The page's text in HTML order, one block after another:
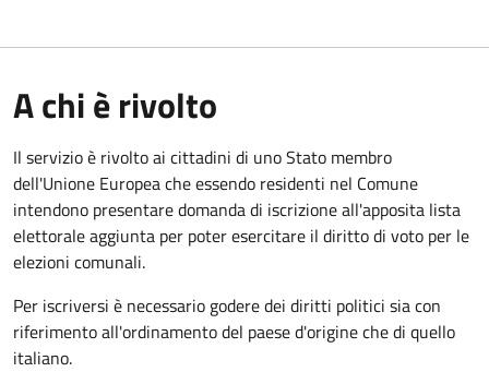
A chi è rivolto
Il servizio è rivolto ai cittadini di uno Stato membro
dell'Unione Europea che essendo residenti nel Comune
intendono presentare domanda di iscrizione all'apposita lista
elettorale aggiunta per poter esercitare il diritto di voto per le
elezioni comunali.
Per iscriversi è necessario godere dei diritti politici sia con
riferimento all'ordinamento del paese d'origine che di quello
italiano.